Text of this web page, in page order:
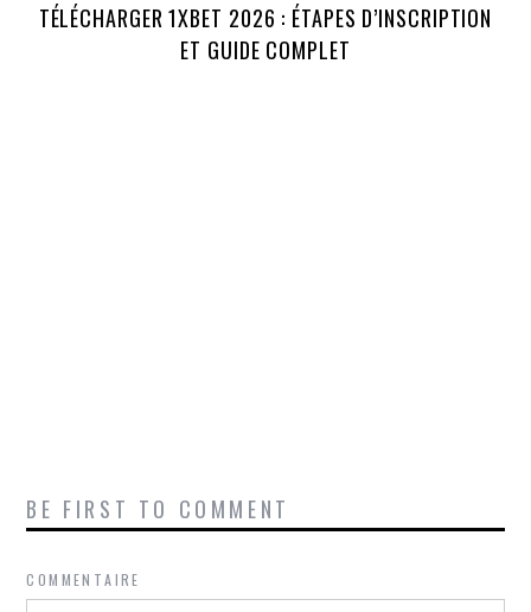
TÉLÉCHARGER 1XBET 2026 : ÉTAPES D’INSCRIPTION
ET GUIDE COMPLET
BE FIRST TO COMMENT
COMMENTAIRE